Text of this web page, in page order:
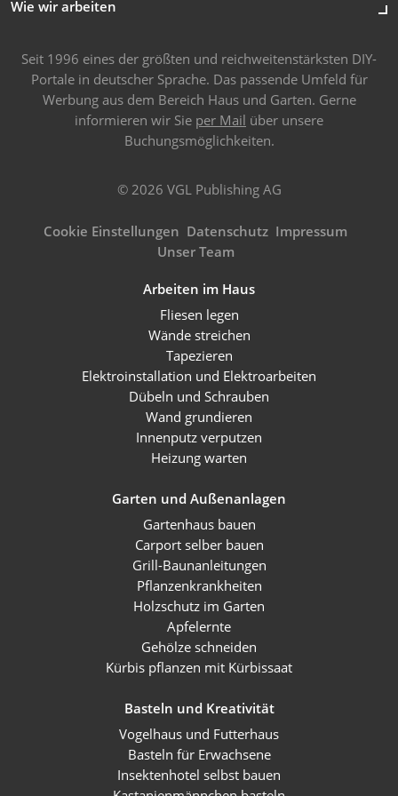
Wie wir arbeiten
Seit 1996 eines der größten und reichweitenstärksten DIY-
Portale in deutscher Sprache. Das passende Umfeld für
Werbung aus dem Bereich Haus und Garten. Gerne
informieren wir Sie per Mail über unsere
Buchungsmöglichkeiten.
© 2026 VGL Publishing AG
Cookie Einstellungen Datenschutz Impressum
Unser Team
Arbeiten im Haus
Fliesen legen
Wände streichen
Tapezieren
Elektroinstallation und Elektroarbeiten
Dübeln und Schrauben
Wand grundieren
Innenputz verputzen
Heizung warten
Garten und Außenanlagen
Gartenhaus bauen
Carport selber bauen
Grill-Baunanleitungen
Pflanzenkrankheiten
Holzschutz im Garten
Apfelernte
Gehölze schneiden
Kürbis pflanzen mit Kürbissaat
Basteln und Kreativität
Vogelhaus und Futterhaus
Basteln für Erwachsene
Insektenhotel selbst bauen